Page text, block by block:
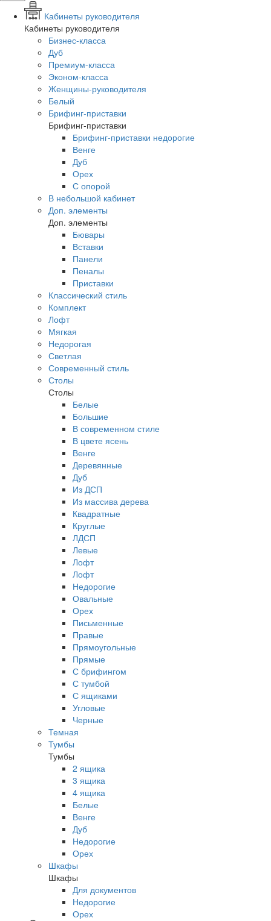
Кабинеты руководителя
Кабинеты руководителя
Бизнес-класса
Дуб
Премиум-класса
Эконом-класса
Женщины-руководителя
Белый
Брифинг-приставки
Брифинг-приставки
Брифинг-приставки недорогие
Венге
Дуб
Орех
С опорой
В небольшой кабинет
Доп. элементы
Доп. элементы
Бювары
Вставки
Панели
Пеналы
Приставки
Классический стиль
Комплект
Лофт
Мягкая
Недорогая
Светлая
Современный стиль
Столы
Столы
Белые
Большие
В современном стиле
В цвете ясень
Венге
Деревянные
Дуб
Из ДСП
Из массива дерева
Квадратные
Круглые
ЛДСП
Левые
Лофт
Лофт
Недорогие
Овальные
Орех
Письменные
Правые
Прямоугольные
Прямые
С брифингом
С тумбой
С ящиками
Угловые
Черные
Темная
Тумбы
Тумбы
2 ящика
3 ящика
4 ящика
Белые
Венге
Дуб
Недорогие
Орех
Шкафы
Шкафы
Для документов
Недорогие
Орех